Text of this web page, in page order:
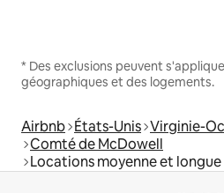
* Des exclusions peuvent
géographiques et des logements.
Airbnb États-Unis Virginie-
Comté de McDowell
Locations moyenne et